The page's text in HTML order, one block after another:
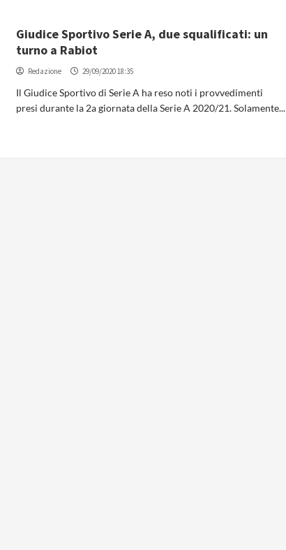
Giudice Sportivo Serie A, due squalificati: un
turno a Rabiot
Redazione 29/09/2020 18:35
Il Giudice Sportivo di Serie A ha reso noti i provvedimenti
presi durante la 2a giornata della Serie A 2020/21. Solamente...